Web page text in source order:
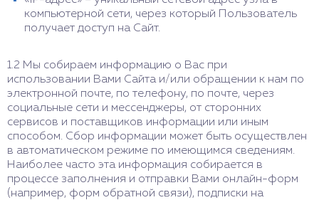
компьютерной сети, через который Пользователь
получает доступ на Сайт.
1.2 Мы собираем информацию о Вас при
использовании Вами Сайта и/или обращении к нам по
электронной почте, по телефону, по почте, через
социальные сети и мессенджеры, от сторонних
сервисов и поставщиков информации или иным
способом. Сбор информации может быть осуществлен
в автоматическом режиме по имеющимся сведениям.
Наиболее часто эта информация собирается в
процессе заполнения и отправки Вами онлайн-форм
(например, форм обратной связи), подписки на